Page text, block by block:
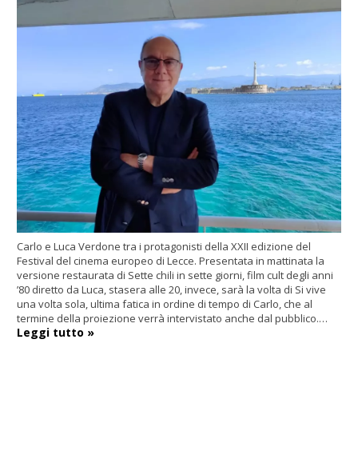
Carlo e Luca Verdone tra i protagonisti della XXII edizione del
Festival del cinema europeo di Lecce. Presentata in mattinata la
versione restaurata di Sette chili in sette giorni, film cult degli anni
’80 diretto da Luca, stasera alle 20, invece, sarà la volta di Si vive
una volta sola, ultima fatica in ordine di tempo di Carlo, che al
termine della proiezione verrà intervistato anche dal pubblico.…
Leggi tutto »